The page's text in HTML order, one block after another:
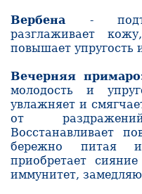
Вербена -
разглаживает
повышает упругость
Вечерняя
молодость и
увлажняет и
от
Восстанавливает
бережно питая
приобретает
иммунитет,